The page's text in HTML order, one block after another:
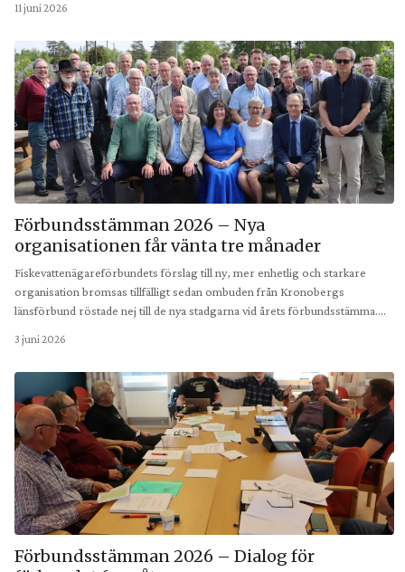
11 juni 2026
Förbundsstämman 2026 – Nya
organisationen får vänta tre månader
Fiskevattenägareförbundets förslag till ny, mer enhetlig och starkare
organisation bromsas tillfälligt sedan ombuden från Kronobergs
länsförbund röstade nej till de nya stadgarna vid årets förbundsstämma.…
3 juni 2026
Förbundsstämman 2026 – Dialog för